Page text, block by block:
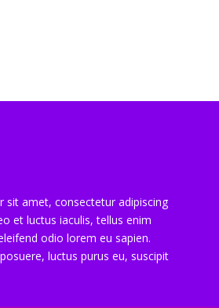
sit amet, consectetur adipiscing
et luctus iaculis, tellus enim
odio lorem eu sapien.
luctus purus eu, suscipit